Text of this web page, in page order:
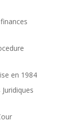
en 1984